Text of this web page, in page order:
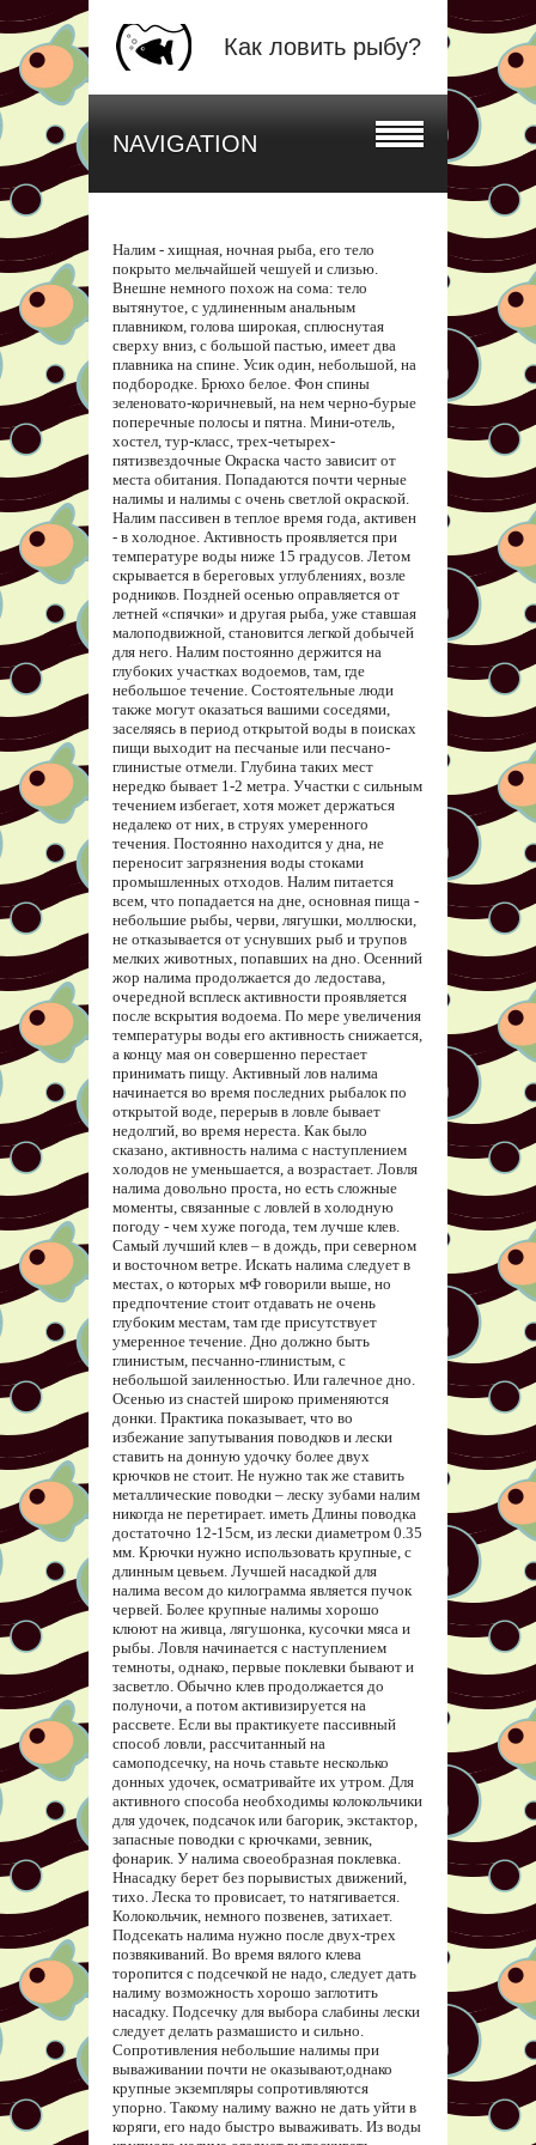
Как ловить рыбу?
NAVIGATION
Налим - хищная, ночная рыба, его тело
покрыто мельчайшей чешуей и слизью.
Внешне немного похож на сома: тело
вытянутое, с удлиненным анальным
плавником, голова широкая, сплюснутая
сверху вниз, с большой пастью, имеет два
плавника на спине. Усик один, небольшой, на
подбородке. Брюхо белое. Фон спины
зеленовато-коричневый, на нем черно-бурые
поперечные полосы и пятна. Мини-отель,
хостел, тур-класс, трех-четырех-
пятизвездочные Окраска часто зависит от
места обитания. Попадаются почти черные
налимы и налимы с очень светлой окраской.
Налим пассивен в теплое время года, активен
- в холодное. Активность проявляется при
температуре воды ниже 15 градусов. Летом
скрывается в береговых углублениях, возле
родников. Поздней осенью оправляется от
летней «спячки» и другая рыба, уже ставшая
малоподвижной, становится легкой добычей
для него. Налим постоянно держится на
глубоких участках водоемов, там, где
небольшое течение. Состоятельные люди
также могут оказаться вашими соседями,
заселяясь в период открытой воды в поисках
пищи выходит на песчаные или песчано-
глинистые отмели. Глубина таких мест
нередко бывает 1-2 метра. Участки с сильным
течением избегает, хотя может держаться
недалеко от них, в струях умеренного
течения. Постоянно находится у дна, не
переносит загрязнения воды стоками
промышленных отходов. Налим питается
всем, что попадается на дне, основная пища -
небольшие рыбы, черви, лягушки, моллюски,
не отказывается от уснувших рыб и трупов
мелких животных, попавших на дно. Осенний
жор налима продолжается до ледостава,
очередной всплеск активности проявляется
после вскрытия водоема. По мере увеличения
температуры воды его активность снижается,
а концу мая он совершенно перестает
принимать пищу. Активный лов налима
начинается во время последних рыбалок по
открытой воде, перерыв в ловле бывает
недолгий, во время нереста. Как было
сказано, активность налима с наступлением
холодов не уменьшается, а возрастает. Ловля
налима довольно проста, но есть сложные
моменты, связанные с ловлей в холодную
погоду - чем хуже погода, тем лучше клев.
Самый лучший клев – в дождь, при северном
и восточном ветре. Искать налима следует в
местах, о которых мФ говорили выше, но
предпочтение стоит отдавать не очень
глубоким местам, там где присутствует
умеренное течение. Дно должно быть
глинистым, песчанно-глинистым, с
небольшой заиленностью. Или галечное дно.
Осенью из снастей широко применяются
донки. Практика показывает, что во
избежание запутывания поводков и лески
ставить на донную удочку более двух
крючков не стоит. Не нужно так же ставить
металлические поводки – леску зубами налим
никогда не перетирает. иметь Длины поводка
достаточно 12-15см, из лески диаметром 0.35
мм. Крючки нужно использовать крупные, с
длинным цевьем. Лучшей насадкой для
налима весом до килограмма является пучок
червей. Более крупные налимы хорошо
клюют на живца, лягушонка, кусочки мяса и
рыбы. Ловля начинается с наступлением
темноты, однако, первые поклевки бывают и
засветло. Обычно клев продолжается до
полуночи, а потом активизируется на
рассвете. Если вы практикуете пассивный
способ ловли, рассчитанный на
самоподсечку, на ночь ставьте несколько
донных удочек, осматривайте их утром. Для
активного способа необходимы колокольчики
для удочек, подсачок или багорик, экстактор,
запасные поводки с крючками, зевник,
фонарик. У налима своеобразная поклевка.
Ннасадку берет без порывистых движений,
тихо. Леска то провисает, то натягивается.
Колокольчик, немного позвенев, затихает.
Подсекать налима нужно после двух-трех
позвякиваний. Во время вялого клева
торопится с подсечкой не надо, следует дать
налиму возможность хорошо заглотить
насадку. Подсечку для выбора слабины лески
следует делать размашисто и сильно.
Сопротивления небольшие налимы при
вываживании почти не оказывают,однако
крупные экземпляры сопротивляются
упорно. Такому налиму важно не дать уйти в
коряги, его надо быстро вываживать. Из воды